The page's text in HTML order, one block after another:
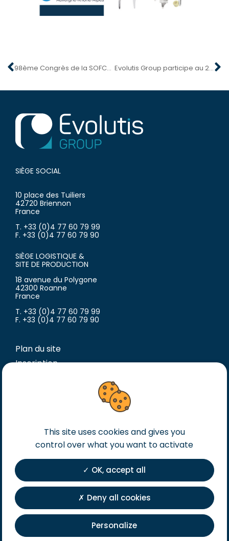
98ème Congrès de la SOFCOT : du 11 au 13 novembre 2024 Evolutis Group participe au 26ᵉ congrès de l’EFORT à Lyon
SIÈGE SOCIAL
10 place des Tuiliers
42720 Briennon
France
T. +33 (0)4 77 60 79 99
F. +33 (0)4 77 60 79 90
SIÈGE LOGISTIQUE &
SITE DE PRODUCTION
18 avenue du Polygone
42300 Roanne
France
T. +33 (0)4 77 60 79 99
F. +33 (0)4 77 60 79 90
Plan du site
Inscription
Conditions générales de vente
Conditions générales d’achat
CookiesThis site uses cookies and gives you
control over what you want to activate
OK, accept all
Deny all cookies
Personalize